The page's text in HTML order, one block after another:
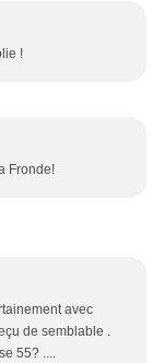
!
Fronde!
avec
de semblable .
55? ....